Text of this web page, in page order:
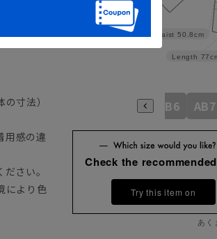
寸法）
用感の違
さい。
により色
Length
Waist 50.8cm
A9 AB5 AB6 AB7
Check the
Try this item on
あく